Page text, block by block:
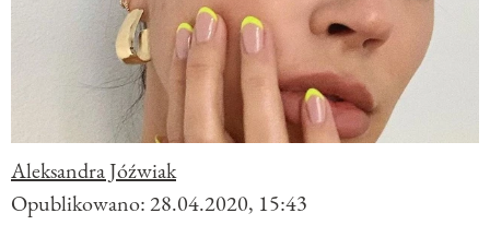
Aleksandra Jóźwiak
Opublikowano:28.04.2020, 15:43